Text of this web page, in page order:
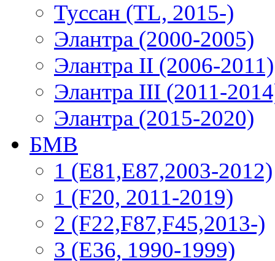
Туссан (TL, 2015-)
Элантра (2000-2005)
Элантра II (2006-2011)
Элантра III (2011-
Элантра (2015-2020)
БМВ
1 (E81,E87,2003-2012)
1 (F20, 2011-2019)
2 (F22,F87,F45,2013-)
3 (Е36, 1990-1999)